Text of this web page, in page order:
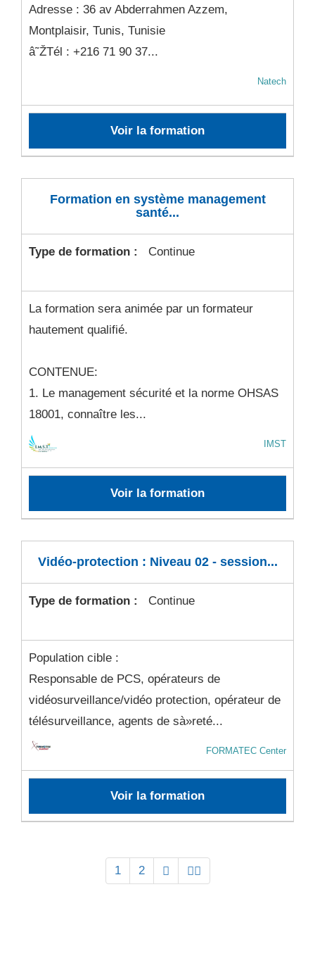
Adresse : 36 av Abderrahmen Azzem,
Montplaisir, Tunis, Tunisie
â˜ŽTél : +216 71 90 37...
Natech
Voir la formation
Formation en système management
santé...
Type de formation : Continue
La formation sera animée par un formateur
hautement qualifié.
CONTENUE:
1. Le management sécurité et la norme OHSAS
18001, connaître les...
IMST
Voir la formation
Vidéo-protection : Niveau 02 - session...
Type de formation : Continue
Population cible :
Responsable de PCS, opérateurs de
vidéosurveillance/vidéo protection, opérateur de
télésurveillance, agents de sà»reté...
FORMATEC Center
Voir la formation
1 2